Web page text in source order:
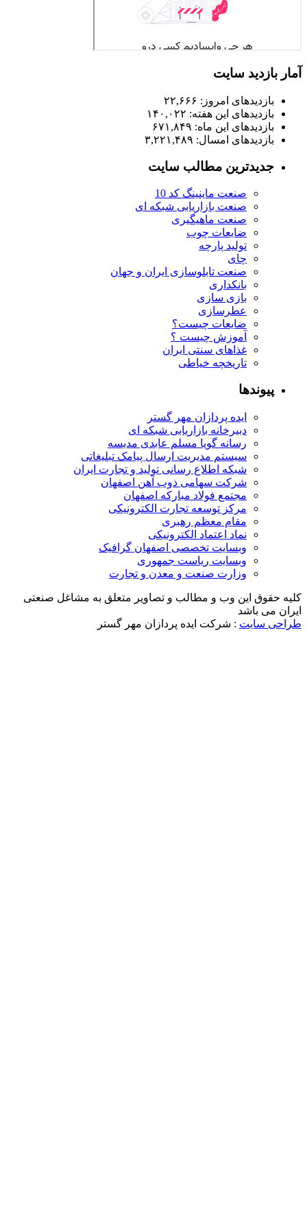
سایت
امروز:۲۲,۶۶۶
این هفته:۱۴۰,۰۲۲
این ماه:۶۷۱,۸۴۹
امسال:۳,۲۲۱,۴۸۹
مطالب سایت
صنعت ماینینگ کد 10
صنعت بازاریابی شبکه ای
صنعت ماهیگیری
ضایعات چوب
تولید پارچه
صنعت تابلوسازی ایران و جهان
بازی سازی
عطرسازی
ضایعات چیست؟
آموزش چیست ؟
غذاهای سنتی ایران
تاریخچه خیاطی
ایده پردازان مهر گستر
دبیرخانه بازاریابی شبکه ای
رسانه گویا مسلم عابدی مدیسه
سیستم مدیریت ارسال پیامک تبلیغاتی
شبکه اطلاع رسانی تولید و تجارت ایران
شرکت سهامی ذوب آهن اصفهان
مجتمع فولاد مبارکه اصفهان
مرکز توسعه تجارت الکترونیکی
مقام معظم رهبری
نماد اعتماد الکترونیکی
وبسایت تخصصی اصفهان گرافیک
وبسایت ریاست جمهوری
وزارت صنعت و معدن و تجارت
وب و مطالب و تصاویر متعلق به مشاغل صنعتی
: شرکت ایده پردازان مهر گستر